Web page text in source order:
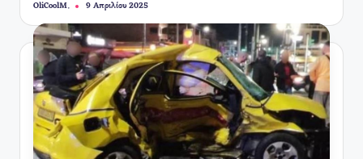
Συγγραφέας:
OliCoolM. 9 Απριλίου 2025